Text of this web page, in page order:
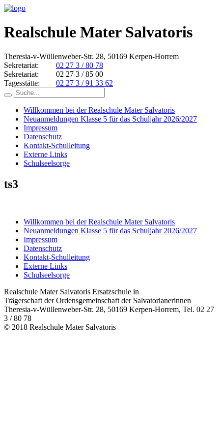
Realschule Mater Salvatoris
Theresia-v-Wüllenweber-Str. 28, 50169 Kerpen-Horrem
Sekretariat:
02 27 3 / 80 78
Sekretariat:
02 27 3 / 85 00
Tagesstätte:
02 27 3 / 91 33 62
Willkommen bei der Realschule Mater Salvatoris
Neuanmeldungen Klasse 5 für das Schuljahr 2026/2027
Impressum
Datenschutz
Kontakt-Schulleitung
Externe Links
Schulseelsorge
ts3
Willkommen bei der Realschule Mater Salvatoris
Neuanmeldungen Klasse 5 für das Schuljahr 2026/2027
Impressum
Datenschutz
Kontakt-Schulleitung
Externe Links
Schulseelsorge
Realschule Mater Salvatoris Ersatzschule in
Trägerschaft der Ordensgemeinschaft der Salvatorianerinnen
Theresia-v-Wüllenweber-Str. 28, 50169 Kerpen-Horrem, Tel. 02 27
3 / 80 78
© 2018 Realschule Mater Salvatoris